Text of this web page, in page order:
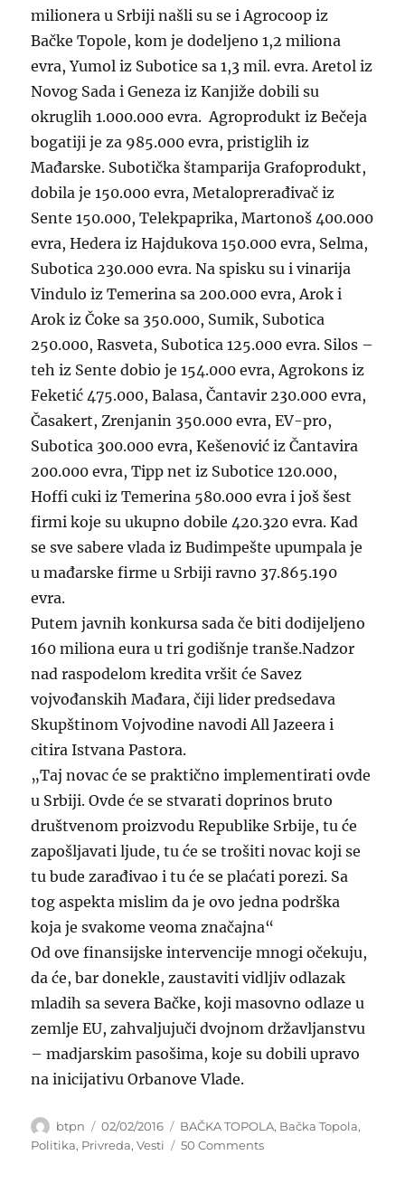
milionera u Srbiji našli su se i Agrocoop iz
Bačke Topole, kom je dodeljeno 1,2 miliona
evra, Yumol iz Subotice sa 1,3 mil. evra. Aretol iz
Novog Sada i Geneza iz Kanjiže dobili su
okruglih 1.000.000 evra. Agroprodukt iz Bečeja
bogatiji je za 985.000 evra, pristiglih iz
Mađarske. Subotička štamparija Grafoprodukt,
dobila je 150.000 evra, Metaloprerađivač iz
Sente 150.000, Telekpaprika, Martonoš 400.000
evra, Hedera iz Hajdukova 150.000 evra, Selma,
Subotica 230.000 evra. Na spisku su i vinarija
Vindulo iz Temerina sa 200.000 evra, Arok i
Arok iz Čoke sa 350.000, Sumik, Subotica
250.000, Rasveta, Subotica 125.000 evra. Silos –
teh iz Sente dobio je 154.000 evra, Agrokons iz
Feketić 475.000, Balasa, Čantavir 230.000 evra,
Časakert, Zrenjanin 350.000 evra, EV-pro,
Subotica 300.000 evra, Kešenović iz Čantavira
200.000 evra, Tipp net iz Subotice 120.000,
Hoffi cuki iz Temerina 580.000 evra i još šest
firmi koje su ukupno dobile 420.320 evra. Kad
se sve sabere vlada iz Budimpešte upumpala je
u mađarske firme u Srbiji ravno 37.865.190
evra.
Putem javnih konkursa sada če biti dodijeljeno
160 miliona eura u tri godišnje tranše.Nadzor
nad raspodelom kredita vršit će Savez
vojvođanskih Mađara, čiji lider predsedava
Skupštinom Vojvodine navodi All Jazeera i
citira Istvana Pastora.
„Taj novac će se praktično implementirati ovde
u Srbiji. Ovde će se stvarati doprinos bruto
društvenom proizvodu Republike Srbije, tu će
zapošljavati ljude, tu će se trošiti novac koji se
tu bude zarađivao i tu će se plaćati porezi. Sa
tog aspekta mislim da je ovo jedna podrška
koja je svakome veoma značajna“
Od ove finansijske intervencije mnogi očekuju,
da će, bar donekle, zaustaviti vidljiv odlazak
mladih sa severa Bačke, koji masovno odlaze u
zemlje EU, zahvaljujuči dvojnom državljanstvu
– madjarskim pasošima, koje su dobili upravo
na inicijativu Orbanove Vlade.
Author
btpn
Posted
on
02/02/2016 Categories
BAČKA TOPOLA, Bačka Topola,
Politika, Privreda,Vesti 50 Commentson